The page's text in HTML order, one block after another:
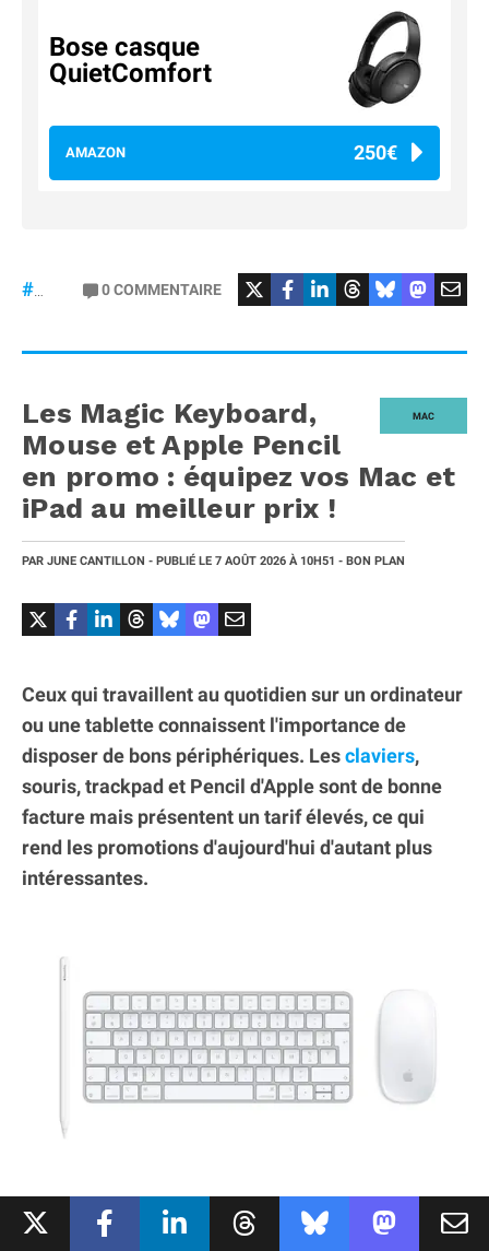
Bose casque
QuietComfort
AMAZON 250€
#Bose #Casque#QuietComfort
0COMMENTAIRE
MAC
Les Magic Keyboard,
Mouse et Apple Pencil
en promo : équipez vos Mac et
iPad au meilleur prix !
PAR JUNE CANTILLON - PUBLIÉ LE 7 AOÛT 2026 À 10H51 - BON PLAN
Ceux qui travaillent au quotidien sur un ordinateur
ou une tablette connaissent l'importance de
disposer de bons périphériques. Lesclaviers,
souris, trackpad et Pencil d'Apple sont de bonne
facture mais présentent un tarif élevés, ce qui
rend les promotions d'aujourd'hui d'autant plus
intéressantes.
MEILLEURES OFFRES